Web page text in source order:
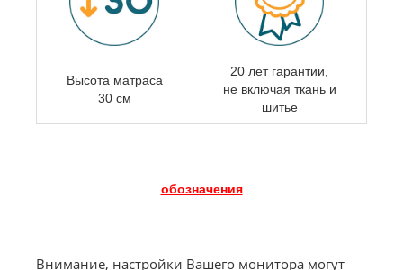
Высота матраса
30 см
20 лет гарантии,
не включая ткань и
шитье
обозначения
Внимание, настройки Вашего монитора могут